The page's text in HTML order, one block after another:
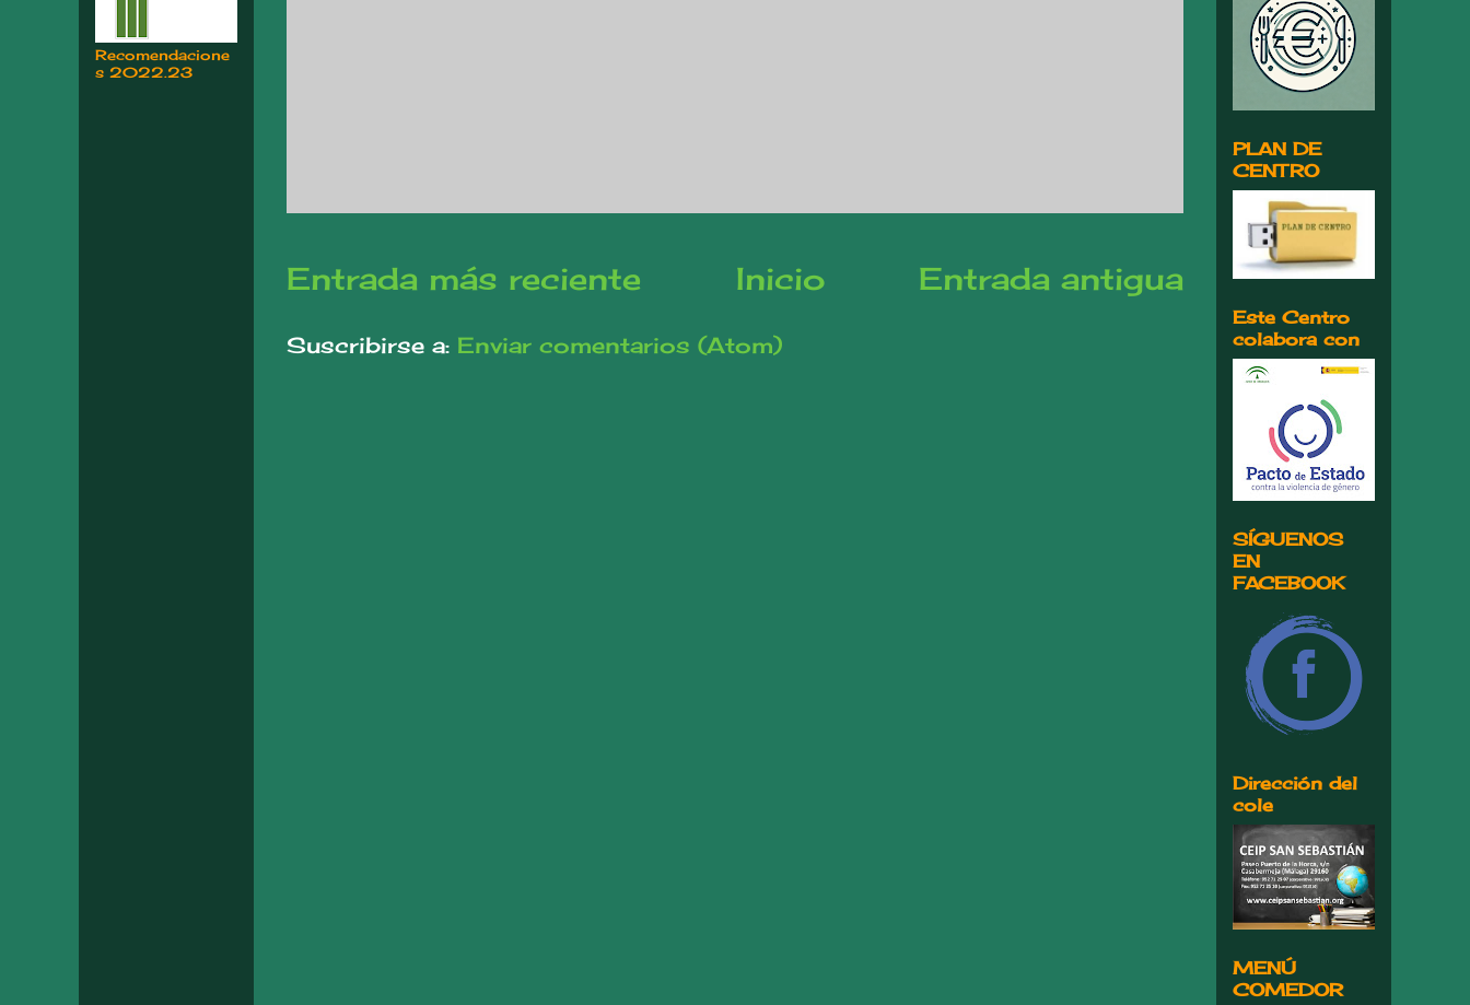
Entrada más reciente Entrada antigua
Inicio
Suscribirse a: Enviar comentarios (Atom)
Recomendacione
s 2022.23
PLAN DE
CENTRO
Este Centro
colabora con
SÍGUENOS
EN
FACEBOOK
Dirección del
cole
MENÚ
COMEDOR